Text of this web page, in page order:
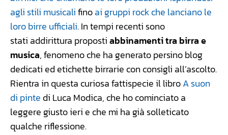
agli stili musicalifinoai gruppi rock che lanciano le
loro birre ufficiali. In tempi recenti sono
stati addirittura propostiabbinamenti tra birra e
musica, fenomeno che ha generato persino blog
dedicati ed etichette birrarie con consigli all’ascolto.
Rientra in questa curiosa fattispecie il libroA suon
di pinte di Luca Modica, che ho cominciato a
leggere giusto ieri e che mi ha già solleticato
qualche riflessione.